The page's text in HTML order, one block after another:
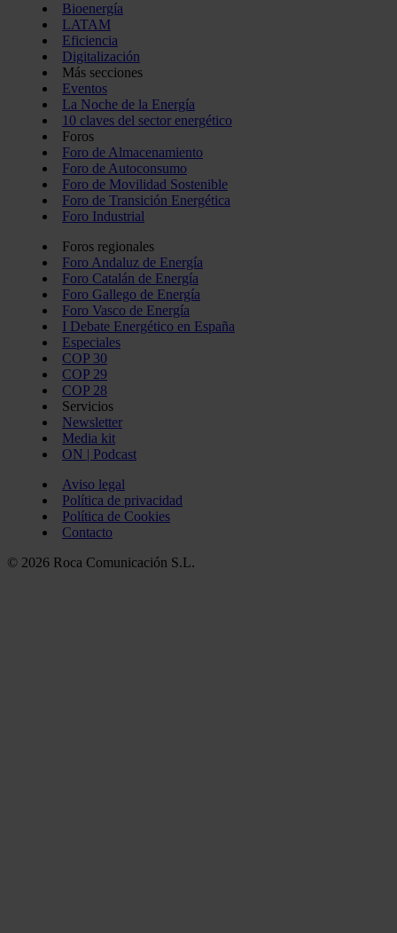
Bioenergía
LATAM
Eficiencia
Digitalización
Más secciones
Eventos
La Noche de la Energía
10 claves del sector energético
Foros
Foro de Almacenamiento
Foro de Autoconsumo
Foro de Movilidad Sostenible
Foro de Transición Energética
Foro Industrial
Foros regionales
Foro Andaluz de Energía
Foro Catalán de Energía
Foro Gallego de Energía
Foro Vasco de Energía
I Debate Energético en España
Especiales
COP 30
COP 29
COP 28
Servicios
Newsletter
Media kit
ON | Podcast
Aviso legal
Política de privacidad
Política de Cookies
Contacto
© 2026 Roca Comunicación S.L.